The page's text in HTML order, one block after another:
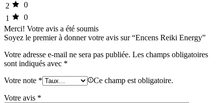
2
0
1
0
Merci! Votre avis a été soumis
Soyez le premier à donner votre avis sur “Encens Reiki Energy”
Votre adresse e-mail ne sera pas publiée. Les champs obligatoires
sont indiqués avec *
Votre note * Ce champ est obligatoire.
Votre avis *